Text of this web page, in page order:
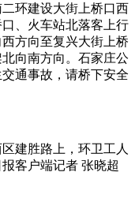
环建设大街上桥口西
、火车站北落客上行
方向至复兴大街上桥
向南方向。石家庄公
通事故，请桥下安全
建胜路上，环卫工人
客户端记者 张晓超